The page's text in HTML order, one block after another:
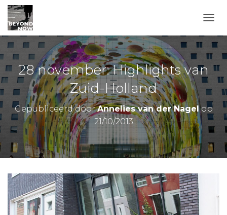
28 november: Highlights van
Zuid-Holland
Gepubliceerd doorAnnelies van der Nagelop
21/10/2013